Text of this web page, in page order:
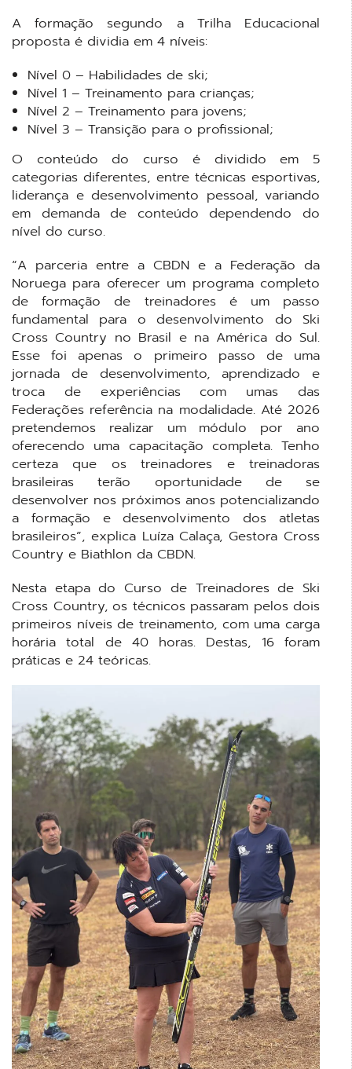
A formação segundo a Trilha Educacional
proposta é dividia em 4 níveis:
Nível 0 – Habilidades de ski;
Nível 1 – Treinamento para crianças;
Nível 2 – Treinamento para jovens;
Nível 3 – Transição para o profissional;
O conteúdo do curso é dividido em 5
categorias diferentes, entre técnicas esportivas,
liderança e desenvolvimento pessoal, variando
em demanda de conteúdo dependendo do
nível do curso.
“A parceria entre a CBDN e a Federação da
Noruega para oferecer um programa completo
de formação de treinadores é um passo
fundamental para o desenvolvimento do Ski
Cross Country no Brasil e na América do Sul.
Esse foi apenas o primeiro passo de uma
jornada de desenvolvimento, aprendizado e
troca de experiências com umas das
Federações referência na modalidade. Até 2026
pretendemos realizar um módulo por ano
oferecendo uma capacitação completa. Tenho
certeza que os treinadores e treinadoras
brasileiras terão oportunidade de se
desenvolver nos próximos anos potencializando
a formação e desenvolvimento dos atletas
brasileiros”, explica Luíza Calaça, Gestora Cross
Country e Biathlon da CBDN.
Nesta etapa do Curso de Treinadores de Ski
Cross Country, os técnicos passaram pelos dois
primeiros níveis de treinamento, com uma carga
horária total de 40 horas. Destas, 16 foram
práticas e 24 teóricas.